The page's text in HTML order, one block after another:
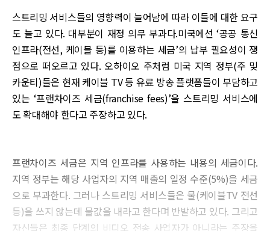
스트리밍 서비스들의 영향력이 늘어남에 따라 이들에 대한 요구
도 늘고 있다. 대부분이 재정 의무 부과다.미국에선 ‘공공 통신
인프라(전선, 케이블 등)를 이용하는 세금’의 납부 필요성이 쟁
점으로 떠오르고 있다. 오하이오 주처럼 미국 지역 정부(주 및
카운티)들은 현재 케이블 TV 등 유료 방송 플랫폼들이 부담하고
있는 ‘프랜차이즈 세금(franchise fees)’을 스트리밍 서비스에
도 확대해야 한다고 주장하고 있다.
프랜차이즈 세금은 지역 인프라를 사용하는 내용의 세금이다.
지역 정부는 해당 사업자의 지역 매출의 일정 수준(5%)을 세금
으로 부과한다. 그러나 스트리밍 서비스들은 물(케이블TV 전선
등)을 쓰지 않는데 물값을 내라고 한다며 반발하고 있다. 그리고
자신들은 최종 단계의 비디오 전송 사업자가 아니라는 주장을